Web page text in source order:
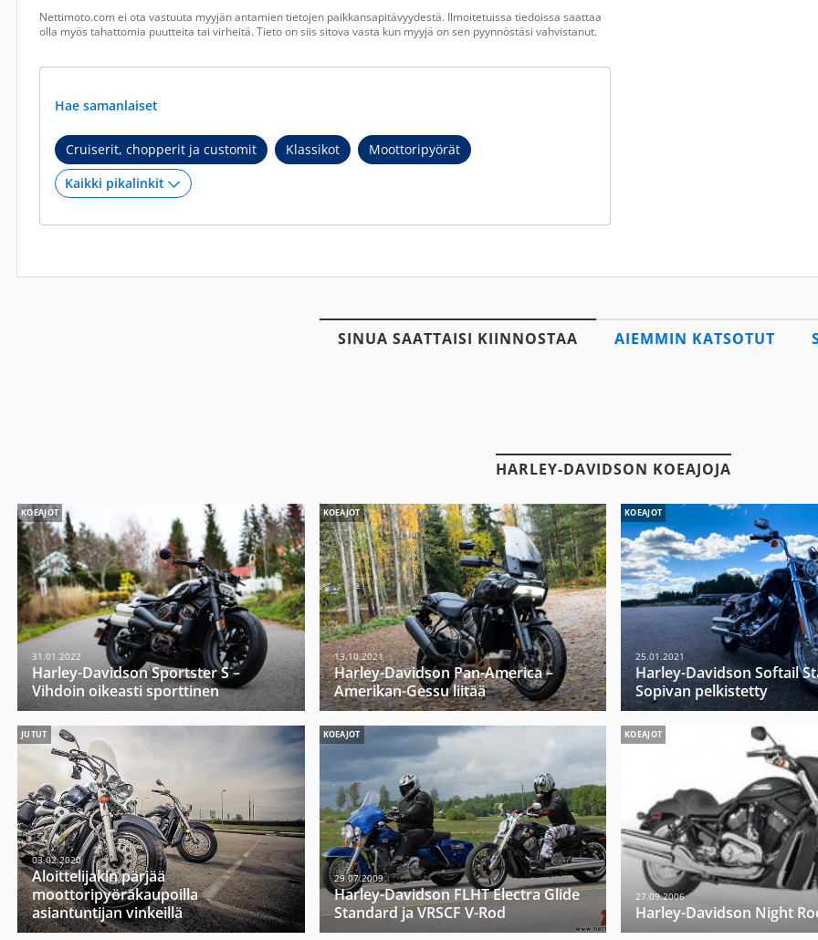
Nettimoto.com ei ota vastuuta myyjän antamien tietojen paikkansapitävyydestä. Ilmoitetuissa tiedoissa saattaa
olla myös tahattomia puutteita tai virheitä. Tieto on siis sitova vasta kun myyjä on sen pyynnöstäsi vahvistanut.
Hae samanlaiset
Cruiserit, chopperit ja customit Klassikot Moottoripyörät
SINUA SAATTAISI KIINNOSTAA AIEMMIN KATSOTUT
HARLEY-DAVIDSON KOEAJOJA
KOEAJOT
31.01.2022
Harley-Davidson Sportster S –
Vihdoin oikeasti sporttinen
KOEAJOT
13.10.2021
Harley-Davidson Pan-America –
Amerikan-Gessu liitää
KOEAJOT
25.01.2021
Harley-Davidson Softail
Sopivan pelkistetty
JUTUT
03.02.2020
Aloittelijakin pärjää
moottoripyöräkaupoilla
asiantuntijan vinkeillä
KOEAJOT
29.07.2009
Harley-Davidson FLHT Electra Glide
Standard ja VRSCF V-Rod
KOEAJOT
27.09.2006
Harley-Davidson Night